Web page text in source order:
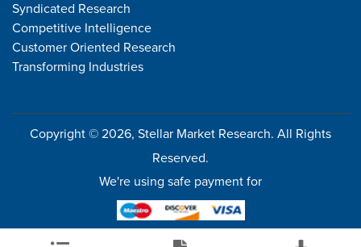
Syndicated Research
Competitive Intelligence
Customer Oriented Research
Transforming Industries
Copyright © 2026, Stellar Market Research. All Rights
Reserved.
We're using safe payment for